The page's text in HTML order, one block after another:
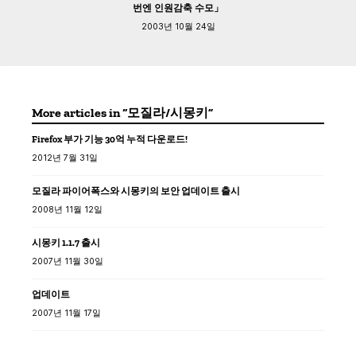
번엔 인원감축 수모」
2003년 10월 24일
More articles in “모질라/시몽키”
Firefox 부가 기능 30억 누적 다운로드!
2012년 7월 31일
모질라 파이어폭스와 시몽키의 보안 업데이트 출시
2008년 11월 12일
시몽키 1.1.7 출시
2007년 11월 30일
업데이트
2007년 11월 17일